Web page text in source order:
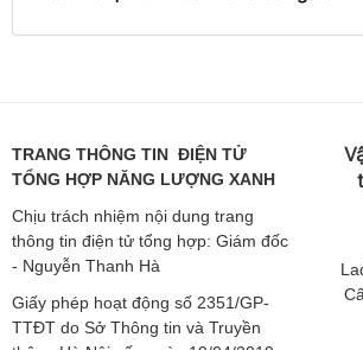
TRANG THÔNG TIN ĐIỆN TỬ
TỔNG HỢP NĂNG LƯỢNG XANH
Chịu trách nhiệm nội dung trang
thông tin điện tử tổng hợp: Giám đốc
- Nguyễn Thanh Hà
Giấy phép hoạt động số 2351/GP-
TTĐT do Sở Thông tin và Truyền